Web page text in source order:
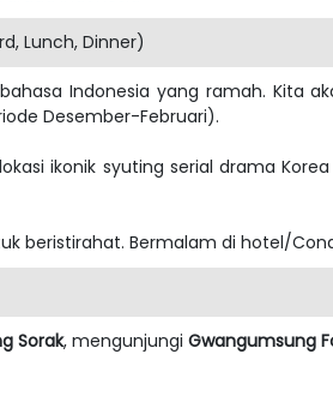
Lunch, Dinner)
Indonesia yang ramah. Kita
Desember-Februari).
ikonik syuting serial drama
beristirahat. Bermalam di hotel/
Sorak, mengunjungi Gwangumsung